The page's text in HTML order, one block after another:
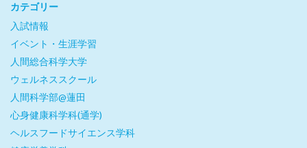
カテゴリー
入試情報
イベント・生涯学習
人間総合科学大学
ウェルネススクール
人間科学部@蓮田
心身健康科学科(通学)
ヘルスフードサイエンス学科